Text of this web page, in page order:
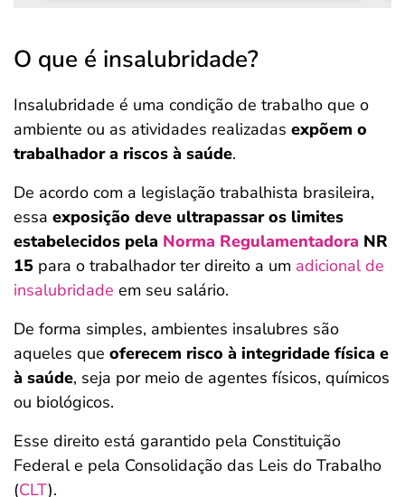
O que é insalubridade?
Insalubridade é uma condição de trabalho que o
ambiente ou as atividades realizadas expõem o
trabalhador a riscos à saúde.
De acordo com a legislação trabalhista brasileira,
essa exposição deve ultrapassar os limites
estabelecidos pela Norma Regulamentadora NR
15 para o trabalhador ter direito a um adicional de
insalubridade em seu salário.
De forma simples, ambientes insalubres são
aqueles que oferecem risco à integridade física e
à saúde, seja por meio de agentes físicos, químicos
ou biológicos.
Esse direito está garantido pela Constituição
Federal e pela Consolidação das Leis do Trabalho
(CLT).